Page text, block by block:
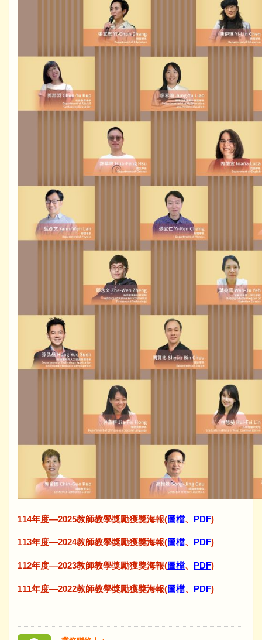
114年度—2025教師教學獎勵獲獎海報(圖檔、 PDF)
113年度—2024教師教學獎勵獲獎海報(圖檔、 PDF)
112年度—2023教師教學獎勵獲獎海報(圖檔、 PDF)
111年度—2022教師教學獎勵獲獎海報(圖檔、 PDF)